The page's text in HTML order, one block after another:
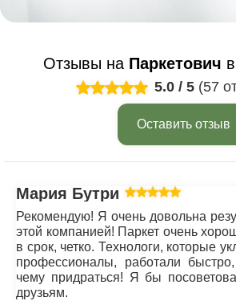
Отзывы на Паркетович в
5.0 / 5 (57
Оставить отзыв
Мария Бутрим
Рекомендую! Я очень довольна
этой компанией! Паркет очень
в срок, четко. Технологи, которые
профессионалы, работали
чему придраться! Я бы
друзьям.